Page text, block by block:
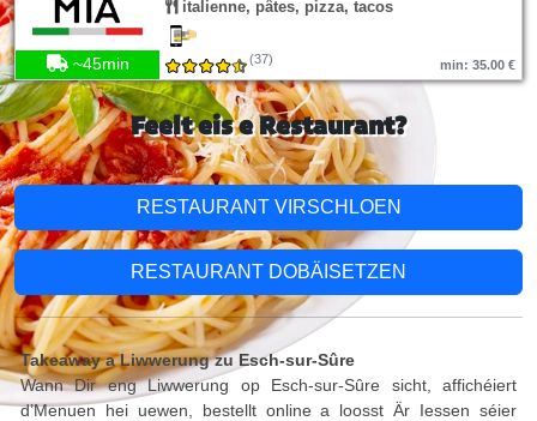
italienne, pâtes, pizza, tacos
~45min (37) min: 35.00 €
Feelt eis e Restaurant?
RESTAURANT VIRSCHLOEN
RESTAURANT DOBÄISETZEN
Takeaway a Liwwerung zu Esch-sur-Sûre
Wann Dir eng Liwwerung op Esch-sur-Sûre sicht, affichéiert
d’Menuen hei uewen, bestellt online a loosst Är Iessen séier